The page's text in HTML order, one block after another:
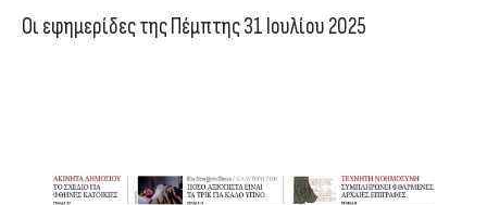
Οι εφημερίδες της Πέμπτης 31 Ιουλίου 2025